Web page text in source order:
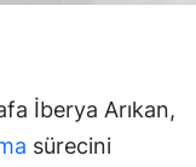
İberya Arıkan,
sürecini